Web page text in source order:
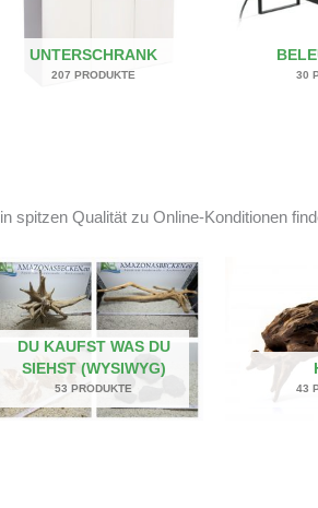
UNTERSCHRANK
207 PRODUKTE 30
in spitzen Qualität zu Online-Konditionen
DU KAUFST WAS DU
SIEHST (WYSIWYG)
53 PRODUKTE 43